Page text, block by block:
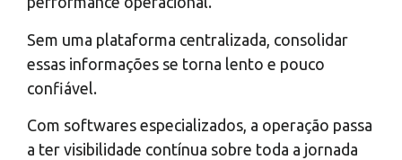
Sem uma plataforma centralizada, consolidar
essas informações se torna lento e pouco
confiável.
Com softwares especializados, a operação passa
a ter visibilidade contínua sobre toda a jornada